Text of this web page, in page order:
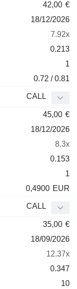
42,00 €
18/12/2026
7.92x
0.213
1
0.72 / 0.81
CALL
45,00 €
18/12/2026
8.3x
0.153
1
0,4900 EUR
CALL
35,00 €
18/09/2026
12.37x
0.347
10